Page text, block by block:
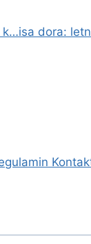
k…isa dora: